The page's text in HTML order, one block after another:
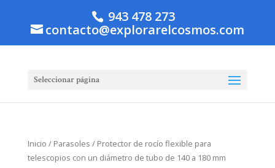
943 478 273
contacto@explorarelcosmos.com
Seleccionar página
Inicio / Parasoles / Protector de rocío flexible para
telescopios con un diámetro de tubo de 140 a 180 mm